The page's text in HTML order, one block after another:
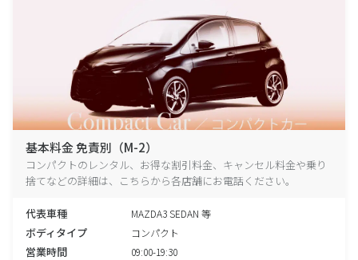
基本料金 免責別（M-2）
コンパクトのレンタル、お得な割引料金、キャンセル料金や乗り
捨てなどの詳細は、こちらから各店舗にお電話ください。
代表車種 MAZDA3 SEDAN 等
ボディタイプ コンパクト
営業時間 09:00-19:30